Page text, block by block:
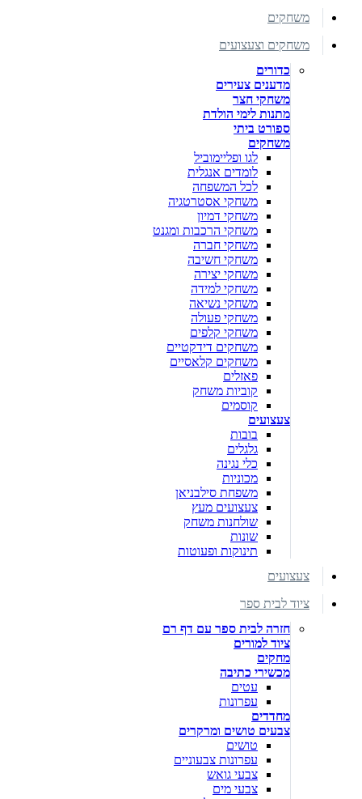
משחקים
משחקים וצעצועים
כדורים
מדענים צעירים
משחקי חצר
מתנות לימי הולדת
ספורט ביתי
משחקים
לגו ופליימוביל
לומדים אנגלית
לכל המשפחה
משחקי אסטרטגיה
משחקי דמיון
משחקי הרכבות ומגנט
משחקי חברה
משחקי חשיבה
משחקי יצירה
משחקי למידה
משחקי נשיאה
משחקי פעולה
משחקי קלפים
משחקים דידקטיים
משחקים קלאסיים
פאזלים
קוביות משחק
קוסמים
צעצועים
בובות
גלגלים
כלי נגינה
מכוניות
משפחת סילבניאן
צעצועים מעץ
שולחנות משחק
שונות
תינוקות ופעוטות
צעצועים
ציוד לבית ספר
חזרה לבית ספר עם דף רם
ציוד למורים
מחקים
מכשירי כתיבה
עטים
עפרונות
מחדדים
צבעים טושים ומרקרים
טושים
עפרונות צבעוניים
צבעי גואש
צבעי מים